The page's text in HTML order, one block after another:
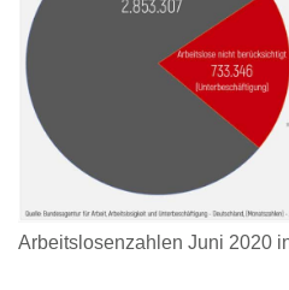
Arbeitslosenzahlen Juni 2020